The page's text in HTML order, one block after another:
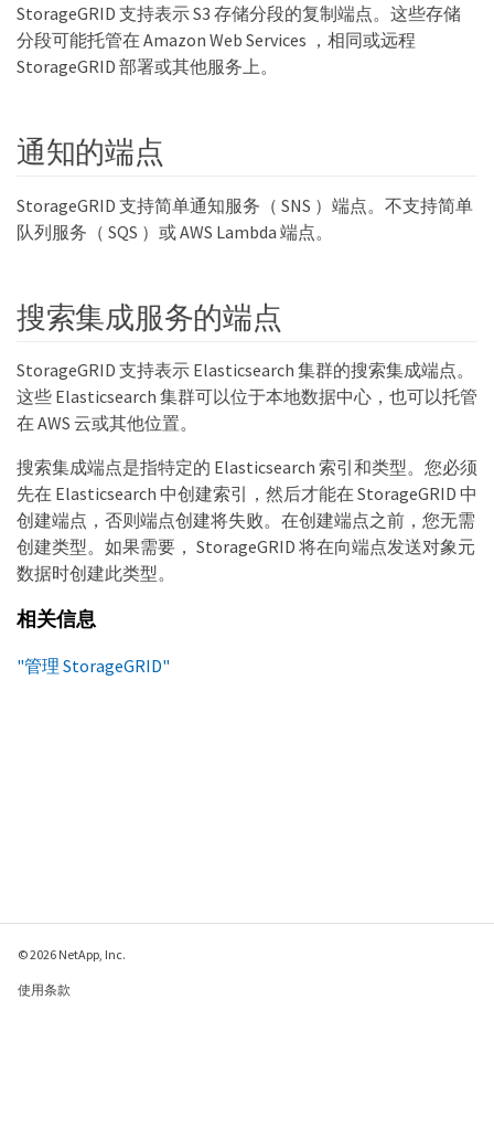
StorageGRID 支持表示 S3 存储分段的复制端点。这些存储
分段可能托管在 Amazon Web Services ，相同或远程
StorageGRID 部署或其他服务上。
通知的端点
StorageGRID 支持简单通知服务（ SNS ）端点。不支持简单
队列服务（ SQS ）或 AWS Lambda 端点。
搜索集成服务的端点
StorageGRID 支持表示 Elasticsearch 集群的搜索集成端点。
这些 Elasticsearch 集群可以位于本地数据中心，也可以托管
在 AWS 云或其他位置。
搜索集成端点是指特定的 Elasticsearch 索引和类型。您必须
先在 Elasticsearch 中创建索引，然后才能在 StorageGRID 中
创建端点，否则端点创建将失败。在创建端点之前，您无需
创建类型。如果需要， StorageGRID 将在向端点发送对象元
数据时创建此类型。
相关信息
"管理 StorageGRID"
© 2026 NetApp, Inc.
使用条款